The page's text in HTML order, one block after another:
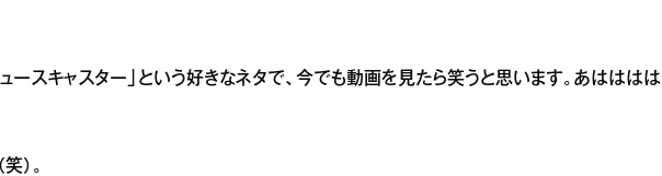
ースキャスター」という好きなネタで、今でも動画を見たら笑うと思います。あはははは
）。